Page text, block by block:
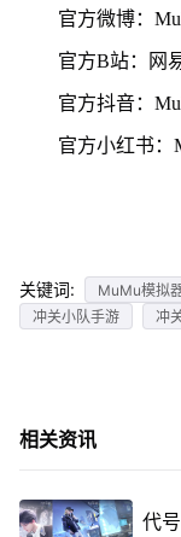
官方微博：
官方B站：网
官方抖音：
官方小红书：
关键词: MuMu模拟
冲关小队手游
冲
相关资讯
代